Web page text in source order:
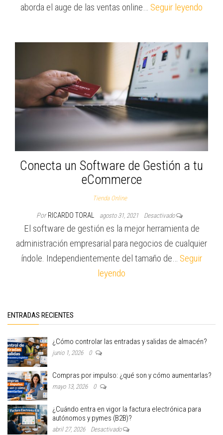
aborda el auge de las ventas online… Seguir leyendo
Conecta un Software de Gestión a tu
eCommerce
Tienda Online
Por RICARDO TORAL agosto 31, 2021 Desactivado
El software de gestión es la mejor herramienta de
administración empresarial para negocios de cualquier
índole. Independientemente del tamaño de… Seguir
leyendo
ENTRADAS RECIENTES
¿Cómo controlar las entradas y salidas de almacén?
junio 1, 2026 0
Compras por impulso: ¿qué son y cómo aumentarlas?
mayo 13, 2026 0
¿Cuándo entra en vigor la factura electrónica para
autónomos y pymes (B2B)?
abril 27, 2026 Desactivado